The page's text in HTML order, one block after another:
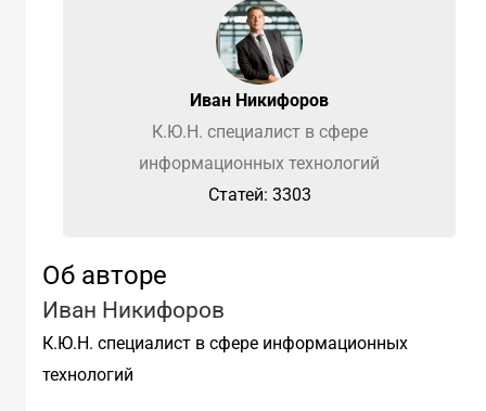
Иван Никифоров
К.Ю.Н. специалист в сфере
информационных технологий
Cтатей: 3303
Об авторе
Иван Никифоров
К.Ю.Н. специалист в сфере информационных
технологий